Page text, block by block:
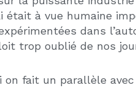
Sud de l’Amérique
. Un ensoleillement
les Keys